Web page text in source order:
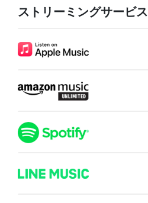
ストリーミングサービス